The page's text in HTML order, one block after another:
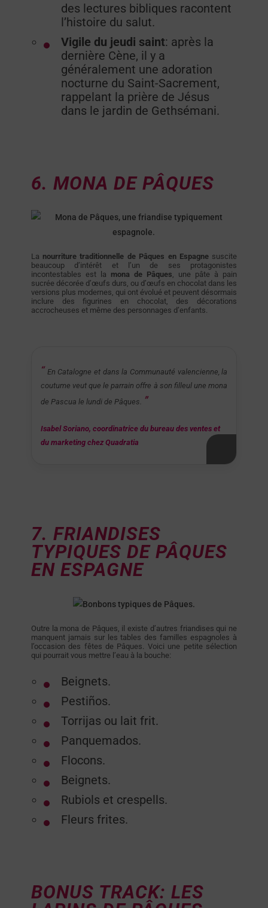
des lectures bibliques racontent
l’histoire du salut.
Vigile du jeudi saint: après la
dernière Cène, il y a
généralement une adoration
nocturne du Saint-Sacrement,
rappelant la prière de Jésus
dans le jardin de Gethsémani.
6. MONA DE PÂQUES
La nourriture traditionnelle de Pâques en Espagnesuscite
beaucoup d’intérêt et l’un de ses protagonistes
incontestables est la mona de Pâques, une pâte à pain
sucrée décorée d’œufs durs, ou d’œufs en chocolat dans les
versions plus modernes, qui ont évolué et peuvent désormais
inclure des figurines en chocolat, des décorations
accrocheuses et même des personnages d’enfants.
En Catalogne et dans la Communauté valencienne, la
coutume veut que le parrain offre à son filleul une mona
de Pascua le lundi de Pâques.
Isabel Soriano, coordinatrice du bureau des ventes et
du marketing chez Quadratia
7. FRIANDISES
TYPIQUES DE PÂQUES
EN ESPAGNE
Outre la mona de Pâques, il existe d’autres friandises qui ne
manquent jamais sur les tables des familles espagnoles à
l’occasion des fêtes de Pâques. Voici une petite sélection
qui pourrait vous mettre l’eau à la bouche:
Beignets.
Pestiños.
Torrijas ou lait frit.
Panquemados.
Flocons.
Beignets.
Rubiols et crespells.
Fleurs frites.
BONUS TRACK: LES